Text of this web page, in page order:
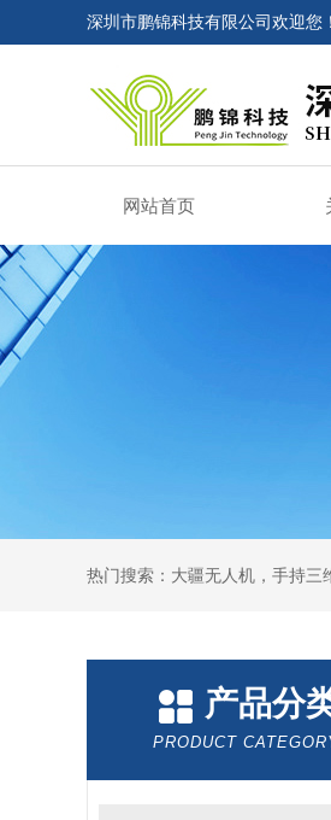
深圳市鹏锦科技有限公司欢迎您！
网站首页
热门搜索：大疆无人机，手持
产品分
PRODUCT